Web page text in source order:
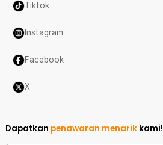
Tiktok
Instagram
Facebook
X
Dapatkan penawaran menarik kami!